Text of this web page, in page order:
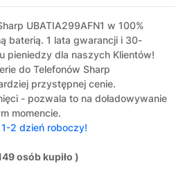
UBATIA299AFN1 w 100%
baterią. 1 lata gwarancji i 30-
pieniedzy dla naszych Klientów!
do Telefonów Sharp
przystępnej cenie.
- pozwala to na doładowywanie
momencie.
2 dzień roboczy!
osób kupiło )